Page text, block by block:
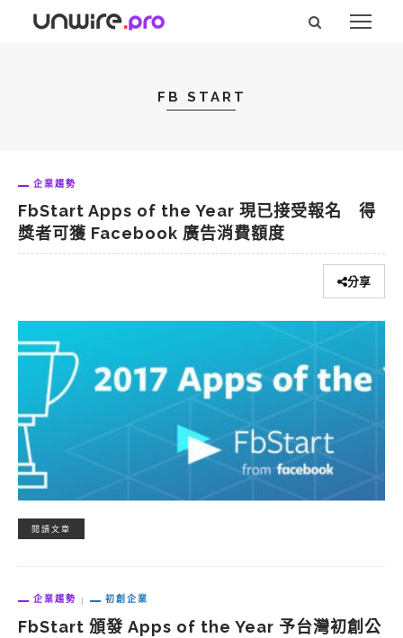
FB START
企業趨勢
FbStart Apps of the Year 現已接受報名 得
獎者可獲 Facebook 廣告消費額度
分享
閱讀文章
企業趨勢 初創企業
FbStart 頒發 Apps of the Year 予台灣初創公